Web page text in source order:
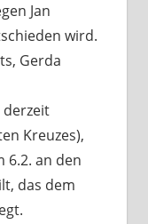
Jan
wird.
Gerda
Kreuzes),
6.2. an den
das dem